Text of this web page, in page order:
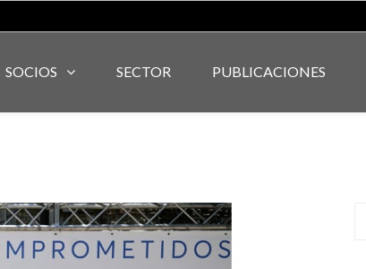
SOCIOS SECTOR PUBLICACIONES